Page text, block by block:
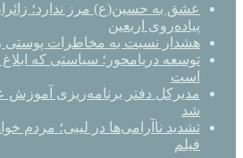
عشق به حسین(ع) مرز ندارد؛
پیاده‌روی اربعین
هشدار نسبت به مخاطرات پوستی
توسعه دریامحور؛ سیاستی که
است
مدیرکل دفتر برنامه‌ریزی
شد
تشدید ناآرامی‌ها در لیبی؛ مردم
فیلم